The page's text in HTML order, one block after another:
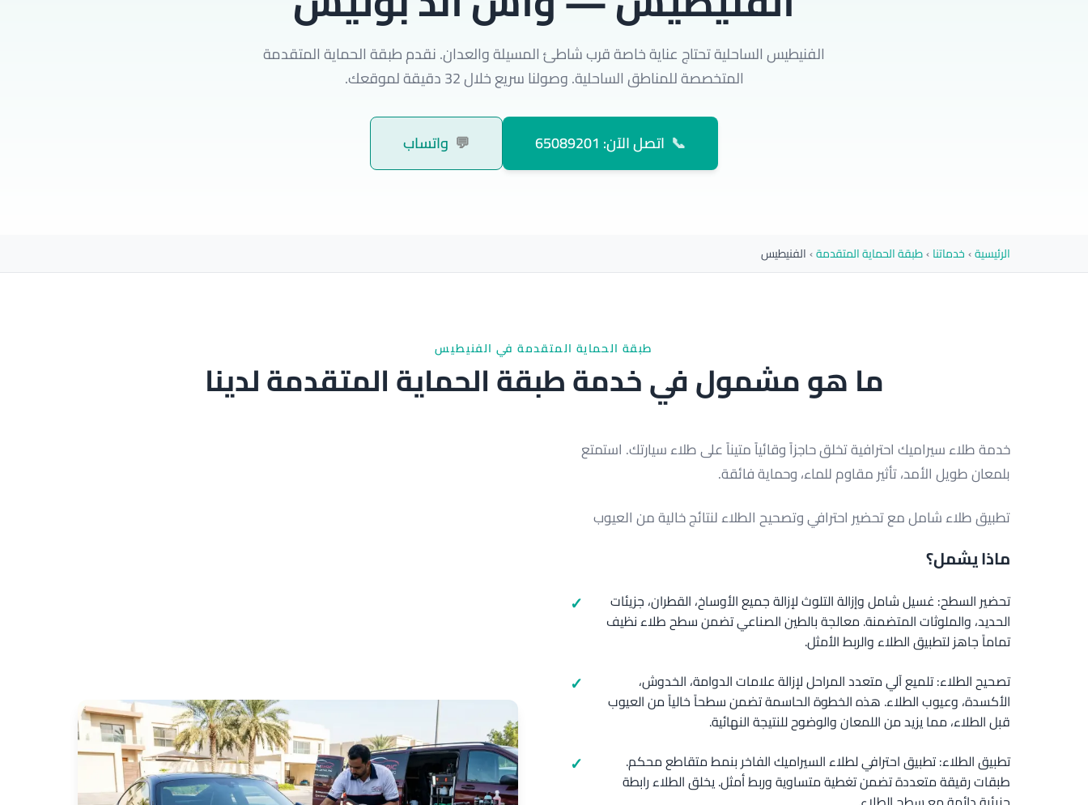
الفنيطيس الساحلية تحتاج عناية خاصة قرب شاطئ المسيلة والعدان. نقدم طبقة الحماية المتقدمة
المتخصصة للمناطق الساحلية. وصولنا سريع خلال 32 دقيقة لموقعك.
📞 اتصل الآن: 65089201 💬 واتساب
الرئيسية›خدماتنا›طبقة الحماية المتقدمة›الفنيطيس
طبقة الحماية المتقدمة في الفنيطيس
ما هو مشمول في خدمة طبقة الحماية المتقدمة لدينا
خدمة طلاء سيراميك احترافية تخلق حاجزاً وقائياً متيناً على طلاء سيارتك. استمتع
بلمعان طويل الأمد، تأثير مقاوم للماء، وحماية فائقة.
تطبيق طلاء شامل مع تحضير احترافي وتصحيح الطلاء لنتائج خالية من العيوب
ماذا يشمل؟
تحضير السطح: غسيل شامل وإزالة التلوث لإزالة جميع الأوساخ، القطران، جزيئات
الحديد، والملوثات المتضمنة. معالجة بالطين الصناعي تضمن سطح طلاء نظيف
تماماً جاهز لتطبيق الطلاء والربط الأمثل.
تصحيح الطلاء: تلميع آلي متعدد المراحل لإزالة علامات الدوامة، الخدوش،
الأكسدة، وعيوب الطلاء. هذه الخطوة الحاسمة تضمن سطحاً خالياً من العيوب
قبل الطلاء، مما يزيد من اللمعان والوضوح للنتيجة النهائية.
تطبيق الطلاء: تطبيق احترافي لطلاء السيراميك الفاخر بنمط متقاطع محكم.
طبقات رقيقة متعددة تضمن تغطية متساوية وربط أمثل. يخلق الطلاء رابطة